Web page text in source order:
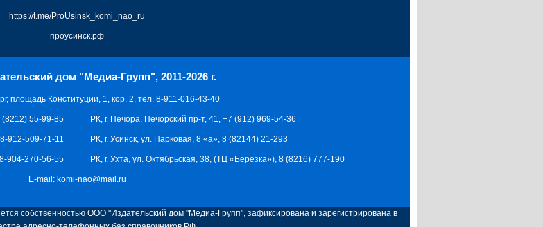
https://t.me/ProUsinsk_komi_nao_ru
проусинск.рф
дом "Медиа-Групп", 2011-2026 г.
площадь Конституции, 1, кор. 2, тел. 8-911-016-43-40
РК, г. Печора, Печорский пр-т, 41, +7 (912) 969-54-36
РК, г. Усинск, ул. Парковая, 8 «а», 8 (82144) 21-293
РК, г. Ухта, ул. Октябрьская, 38, (ТЦ «Березка»), 8 (8216) 777-190
(8212) 55-99-85
912-509-71-11
904-270-56-55
E-mail: komi-nao@mail.ru
собственностью ООО "Издательский дом "Медиа-Групп", зафиксирована и зарегистрирована в